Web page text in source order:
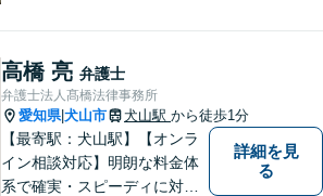
市など東濃地方を中心エリア
として活動している法律事務
所です。
高橋 亮 弁護士
弁護士法人髙橋法律事務所
愛知県|犬山市 犬山駅 から徒歩1分
【最寄駅：犬山駅】【オンラ
イン相談対応】明朗な料金体
系で確実・スピーディに対応
詳細を見
る